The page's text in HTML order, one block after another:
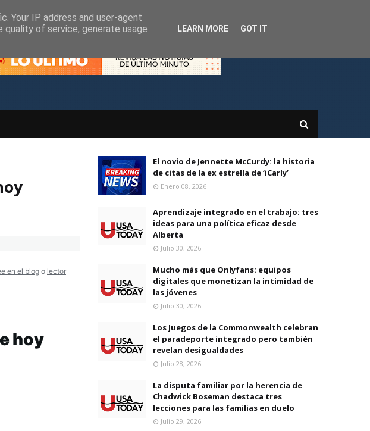
en el blog o lector
hoy
El novio de Jennette McCurdy: la historia
de citas de la ex estrella de ‘iCarly’
Enero 08, 2026
Aprendizaje integrado en el trabajo: tres
ideas para una política eficaz desde
Alberta
Julio 30, 2026
Mucho más que Onlyfans: equipos
digitales que monetizan la intimidad de
las jóvenes
Julio 30, 2026
Los Juegos de la Commonwealth celebran
el paradeporte integrado pero también
revelan desigualdades
Julio 28, 2026
La disputa familiar por la herencia de
Chadwick Boseman destaca tres
lecciones para las familias en duelo
Julio 29, 2026
Your IP address and user-agent
quality of service, generate usage
LEARN MORE GOT IT